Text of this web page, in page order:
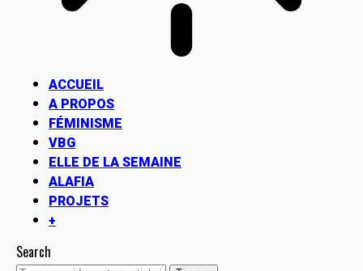
ACCUEIL
A PROPOS
FÉMINISME
VBG
ELLE DE LA SEMAINE
ALAFIA
PROJETS
+
Search